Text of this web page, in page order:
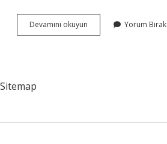
Devamını okuyun
Vermek
Yorum Bırak
Sitemap